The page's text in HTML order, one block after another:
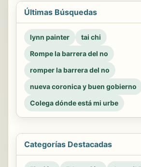
Últimas Búsquedas
lynn painter
tai chi
Rompe la barrera del no
romper la barrera del no
nueva coronica y buen gobierno
Colega dónde está mi urbe
Categorías Destacadas